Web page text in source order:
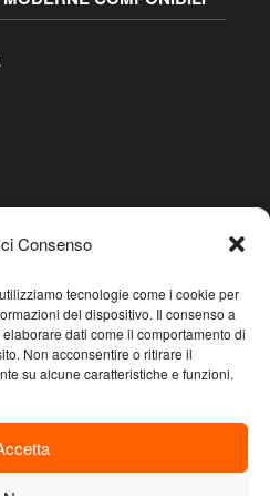
Consenso
tecnologie come i cookie per
del dispositivo. Il consenso a
dati come il comportamento di
Non acconsentire o ritirare il
su alcune caratteristiche e funzioni.
Casa S.R.L. – Sede legale: